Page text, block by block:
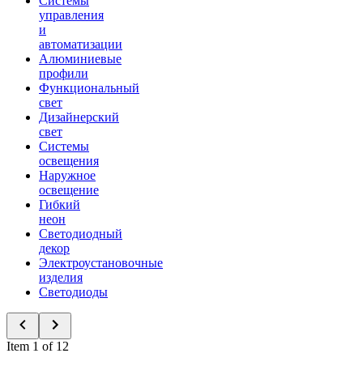
управления
и
автоматизации
Алюминиевые
профили
Функциональный
свет
Дизайнерский
свет
Системы
освещения
Наружное
освещение
Гибкий
неон
Светодиодный
декор
Электроустановочные
изделия
Светодиоды
Item 1 of 12